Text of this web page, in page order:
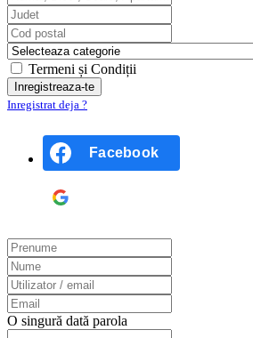
Termeni și Condiții
Inregistrat deja ?
Facebook
O singură dată parola